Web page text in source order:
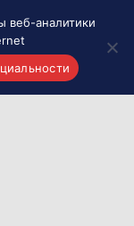
веб-аналитики